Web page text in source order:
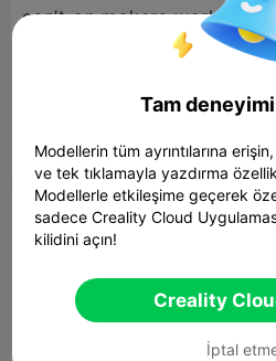
can’t on makers world
high enough level. It is
do not know how to
 Rapor 3
Yorum
Tam
Modellerin tüm ayrıntılarına
ve tek tıklamayla yazdırma
Modellerle etkileşime geçerek
sadece Creality Cloud
kilidini açın!
Creality
İptal